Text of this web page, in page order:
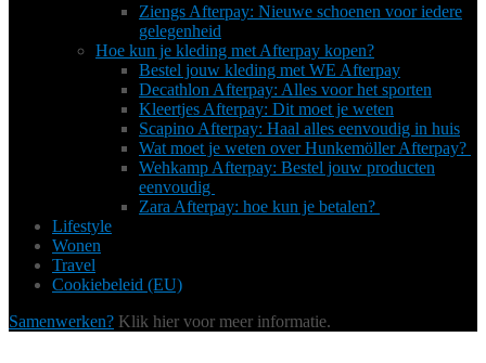
Ziengs Afterpay: Nieuwe schoenen voor iedere
gelegenheid
Hoe kun je kleding met Afterpay kopen?
Bestel jouw kleding met WE Afterpay
Decathlon Afterpay: Alles voor het sporten
Kleertjes Afterpay: Dit moet je weten
Scapino Afterpay: Haal alles eenvoudig in huis
Wat moet je weten over Hunkemöller Afterpay?
Wehkamp Afterpay: Bestel jouw producten
eenvoudig
Zara Afterpay: hoe kun je betalen?
Lifestyle
Wonen
Travel
Cookiebeleid (EU)
Samenwerken? Klik hier voor meer informatie.